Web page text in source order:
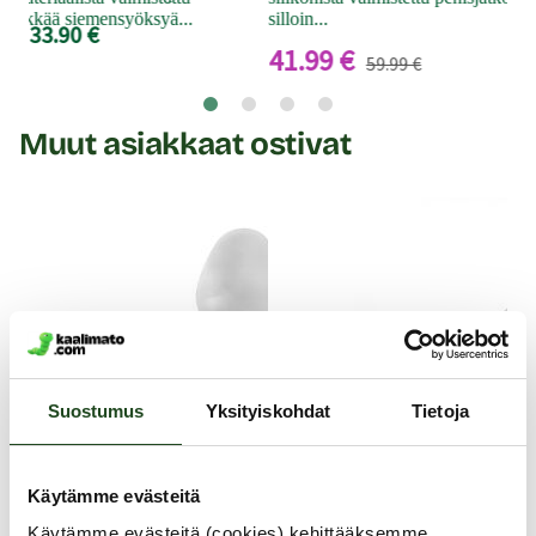
Suostumus Yksityiskohdat Tietoja
Käytämme evästeitä
siemensyöksyä...
33.90 €
silloin...
41.99 € 59.99 €
Muut asiakkaat ostivat